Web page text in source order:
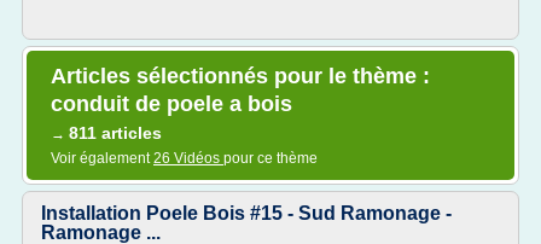
Articles sélectionnés pour le thème :
conduit de poele a bois
→ 811 articles
Voir également26 Vidéos pour ce thème
Installation Poele Bois #15 - Sud Ramonage -
Ramonage ...